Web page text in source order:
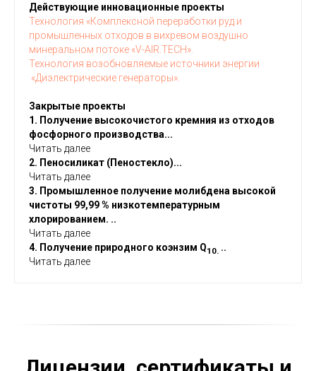
Действующие инновационные проекты
Технология «Комплексной переработки руд и
промышленных отходов в вихревом воздушно
минеральном потоке «V-AIR.TECH».
Технология возобновляемые источники энергии
«Диэлектрические генераторы».
Закрытые проекты
1. Получение высокочистого кремния из отходов
фосфорного производства...
Читать далее
2. Пеносиликат (Пеностекло)...
Читать далее
3. Промышленное получение молибдена высокой
чистоты 99,99 % низкотемпературным
хлорированием. ..
Читать далее
4. Получение природного коэнзим Q10. ..
Читать далее